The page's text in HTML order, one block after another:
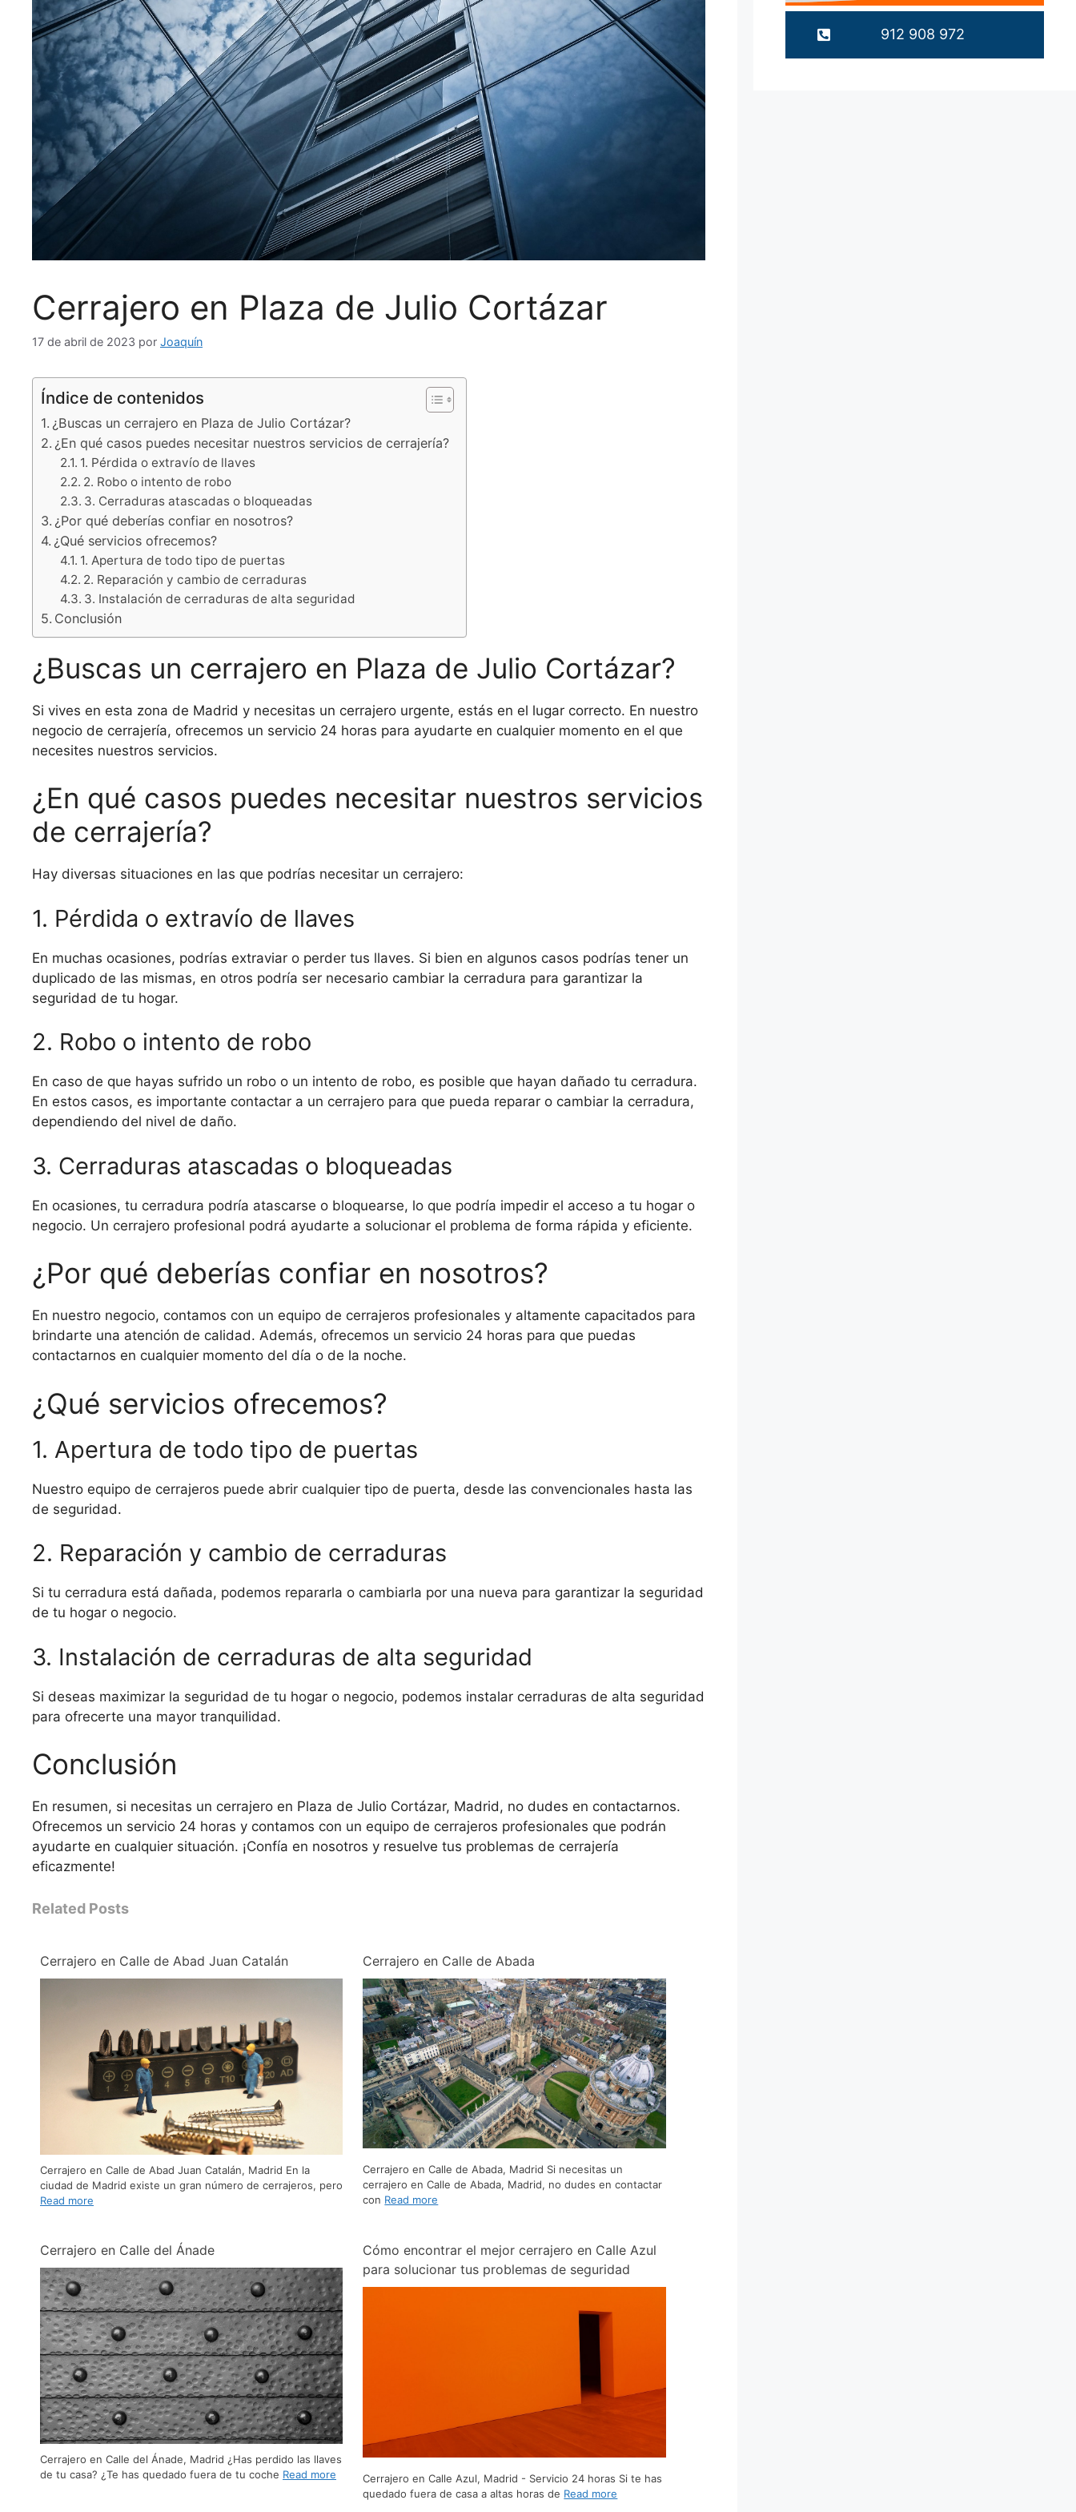
Cerrajero en Plaza de Julio Cortázar
17 de abril de 2023 por Joaquín
Índice de contenidos
¿Buscas un cerrajero en Plaza de Julio Cortázar?
¿En qué casos puedes necesitar nuestros servicios de cerrajería?
1. Pérdida o extravío de llaves
2. Robo o intento de robo
3. Cerraduras atascadas o bloqueadas
¿Por qué deberías confiar en nosotros?
¿Qué servicios ofrecemos?
1. Apertura de todo tipo de puertas
2. Reparación y cambio de cerraduras
3. Instalación de cerraduras de alta seguridad
Conclusión
¿Buscas un cerrajero en Plaza de Julio Cortázar?
Si vives en esta zona de Madrid y necesitas un cerrajero urgente, estás en el lugar correcto. En nuestro
negocio de cerrajería, ofrecemos un servicio 24 horas para ayudarte en cualquier momento en el que
necesites nuestros servicios.
¿En qué casos puedes necesitar nuestros servicios
de cerrajería?
Hay diversas situaciones en las que podrías necesitar un cerrajero:
1. Pérdida o extravío de llaves
En muchas ocasiones, podrías extraviar o perder tus llaves. Si bien en algunos casos podrías tener un
duplicado de las mismas, en otros podría ser necesario cambiar la cerradura para garantizar la
seguridad de tu hogar.
2. Robo o intento de robo
En caso de que hayas sufrido un robo o un intento de robo, es posible que hayan dañado tu cerradura.
En estos casos, es importante contactar a un cerrajero para que pueda reparar o cambiar la cerradura,
dependiendo del nivel de daño.
3. Cerraduras atascadas o bloqueadas
En ocasiones, tu cerradura podría atascarse o bloquearse, lo que podría impedir el acceso a tu hogar o
negocio. Un cerrajero profesional podrá ayudarte a solucionar el problema de forma rápida y eficiente.
¿Por qué deberías confiar en nosotros?
En nuestro negocio, contamos con un equipo de cerrajeros profesionales y altamente capacitados para
brindarte una atención de calidad. Además, ofrecemos un servicio 24 horas para que puedas
contactarnos en cualquier momento del día o de la noche.
¿Qué servicios ofrecemos?
1. Apertura de todo tipo de puertas
Nuestro equipo de cerrajeros puede abrir cualquier tipo de puerta, desde las convencionales hasta las
de seguridad.
2. Reparación y cambio de cerraduras
Si tu cerradura está dañada, podemos repararla o cambiarla por una nueva para garantizar la seguridad
de tu hogar o negocio.
3. Instalación de cerraduras de alta seguridad
Si deseas maximizar la seguridad de tu hogar o negocio, podemos instalar cerraduras de alta seguridad
para ofrecerte una mayor tranquilidad.
Conclusión
En resumen, si necesitas un cerrajero en Plaza de Julio Cortázar, Madrid, no dudes en contactarnos.
Ofrecemos un servicio 24 horas y contamos con un equipo de cerrajeros profesionales que podrán
ayudarte en cualquier situación. ¡Confía en nosotros y resuelve tus problemas de cerrajería
eficazmente!
Related Posts
Cerrajero en Calle de Abad Juan Catalán
Cerrajero en Calle de Abad Juan Catalán, Madrid En la
ciudad de Madrid existe un gran número de cerrajeros, pero
Read more
Cerrajero en Calle de Abada
Cerrajero en Calle de Abada, Madrid Si necesitas un
cerrajero en Calle de Abada, Madrid, no dudes en contactar
con Read more
Cerrajero en Calle del Ánade
Cerrajero en Calle del Ánade, Madrid ¿Has perdido las llaves
de tu casa? ¿Te has quedado fuera de tu coche Read more
Cómo encontrar el mejor cerrajero en Calle Azul
para solucionar tus problemas de seguridad
Cerrajero en Calle Azul, Madrid - Servicio 24 horas Si te has
quedado fuera de casa a altas horas de Read more
912 908 972